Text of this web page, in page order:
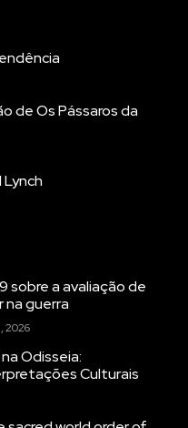
de Os Pássaros da
sobre a avaliação de
na guerra
2026
Odisseia:
Culturais